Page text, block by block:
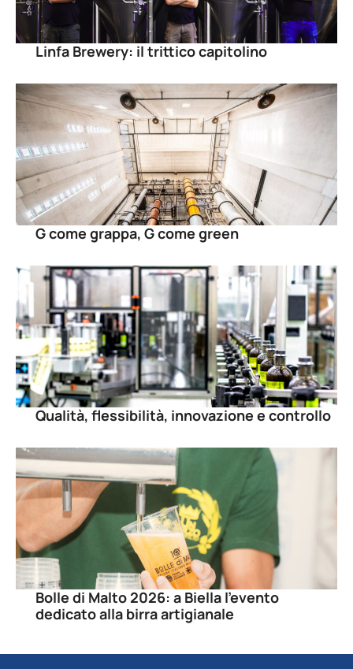
Linfa Brewery: il trittico capitolino
G come grappa, G come green
Qualità, flessibilità, innovazione e controllo
Bolle di Malto 2026: a Biella l’evento
dedicato alla birra artigianale